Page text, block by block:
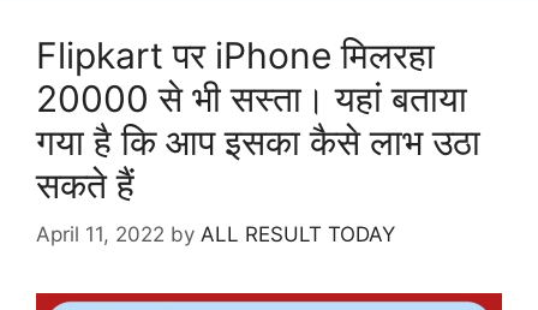
Flipkart पर iPhone मिलरहा
20000 से भी सस्ता। यहां बताया
गया है कि आप इसका कैसे लाभ उठा
सकते हैं
April 11, 2022 by ALL RESULT TODAY